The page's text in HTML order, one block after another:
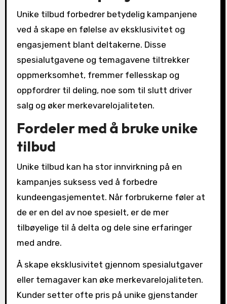
Unike tilbud forbedrer betydelig kampanjene
ved å skape en følelse av eksklusivitet og
engasjement blant deltakerne. Disse
spesialutgavene og temagavene tiltrekker
oppmerksomhet, fremmer fellesskap og
oppfordrer til deling, noe som til slutt driver
salg og øker merkevarelojaliteten.
Fordeler med å bruke unike
tilbud
Unike tilbud kan ha stor innvirkning på en
kampanjes suksess ved å forbedre
kundeengasjementet. Når forbrukerne føler at
de er en del av noe spesielt, er de mer
tilbøyelige til å delta og dele sine erfaringer
med andre.
Å skape eksklusivitet gjennom spesialutgaver
eller temagaver kan øke merkevarelojaliteten.
Kunder setter ofte pris på unike gjenstander